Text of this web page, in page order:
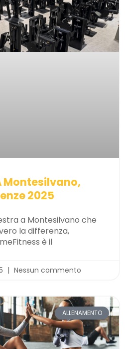
Montesilvano,
2025
a Montesilvano che
la differenza,
è il
Nessun commento
ALLENAMENTO